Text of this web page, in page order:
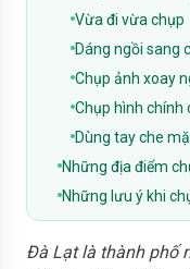
Vừa đi vừa chụp
Dáng ngồi sang
Chụp ảnh xoay
Chụp hình chính
Dùng tay che
Những địa điểm
Những lưu ý khi
Đà Lạt là thành phố